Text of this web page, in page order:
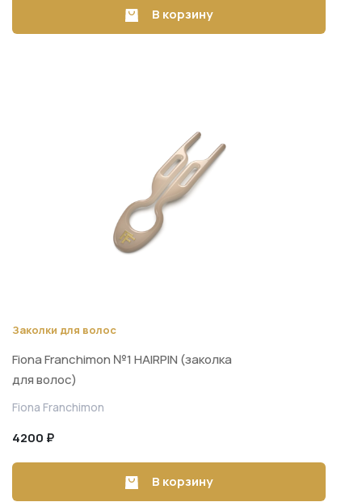
В корзину
Заколки для волос
Fiona Franchimon №1 HAIRPIN (заколка
для волос)
Fiona Franchimon
4200 ₽
В корзину